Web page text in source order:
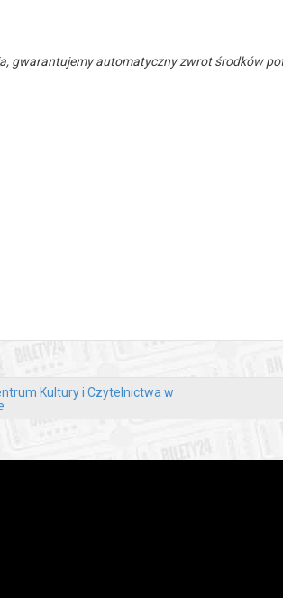
gwarantujemy automatyczny zwrot środków
Kultury i Czytelnictwa w